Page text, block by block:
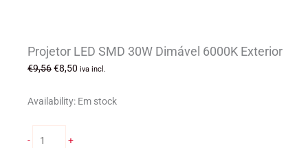
Projetor LED SMD 30W Dimável 6000K Exterior
€9,56O
original
€9,56.
€8,50 O
atual
iva incl.
Availability: Em stock
- +